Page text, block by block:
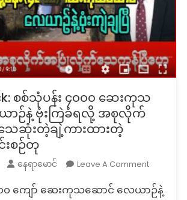
စစ်သုံပန်း ၄၀၀၀ ဆေးကုသ
ာဉ်နဲ့ ဗုံးကြဲခံရလို့ အစုလိုက်
ဆုံးတဲ့ချဲ့ကားထားတဲ့
းစဉ်တု
နေရာမောင် Leave A CommentOn
Check:
၀ ကျော် ဆေးကုသဆောင် လေယာဉ်နဲ့